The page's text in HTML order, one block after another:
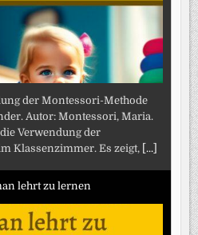
der Montessori-Methode
Autor: Montessori, Maria.
Verwendung der
Klassenzimmer. Es zeigt, [...]
lehrt zu lernen